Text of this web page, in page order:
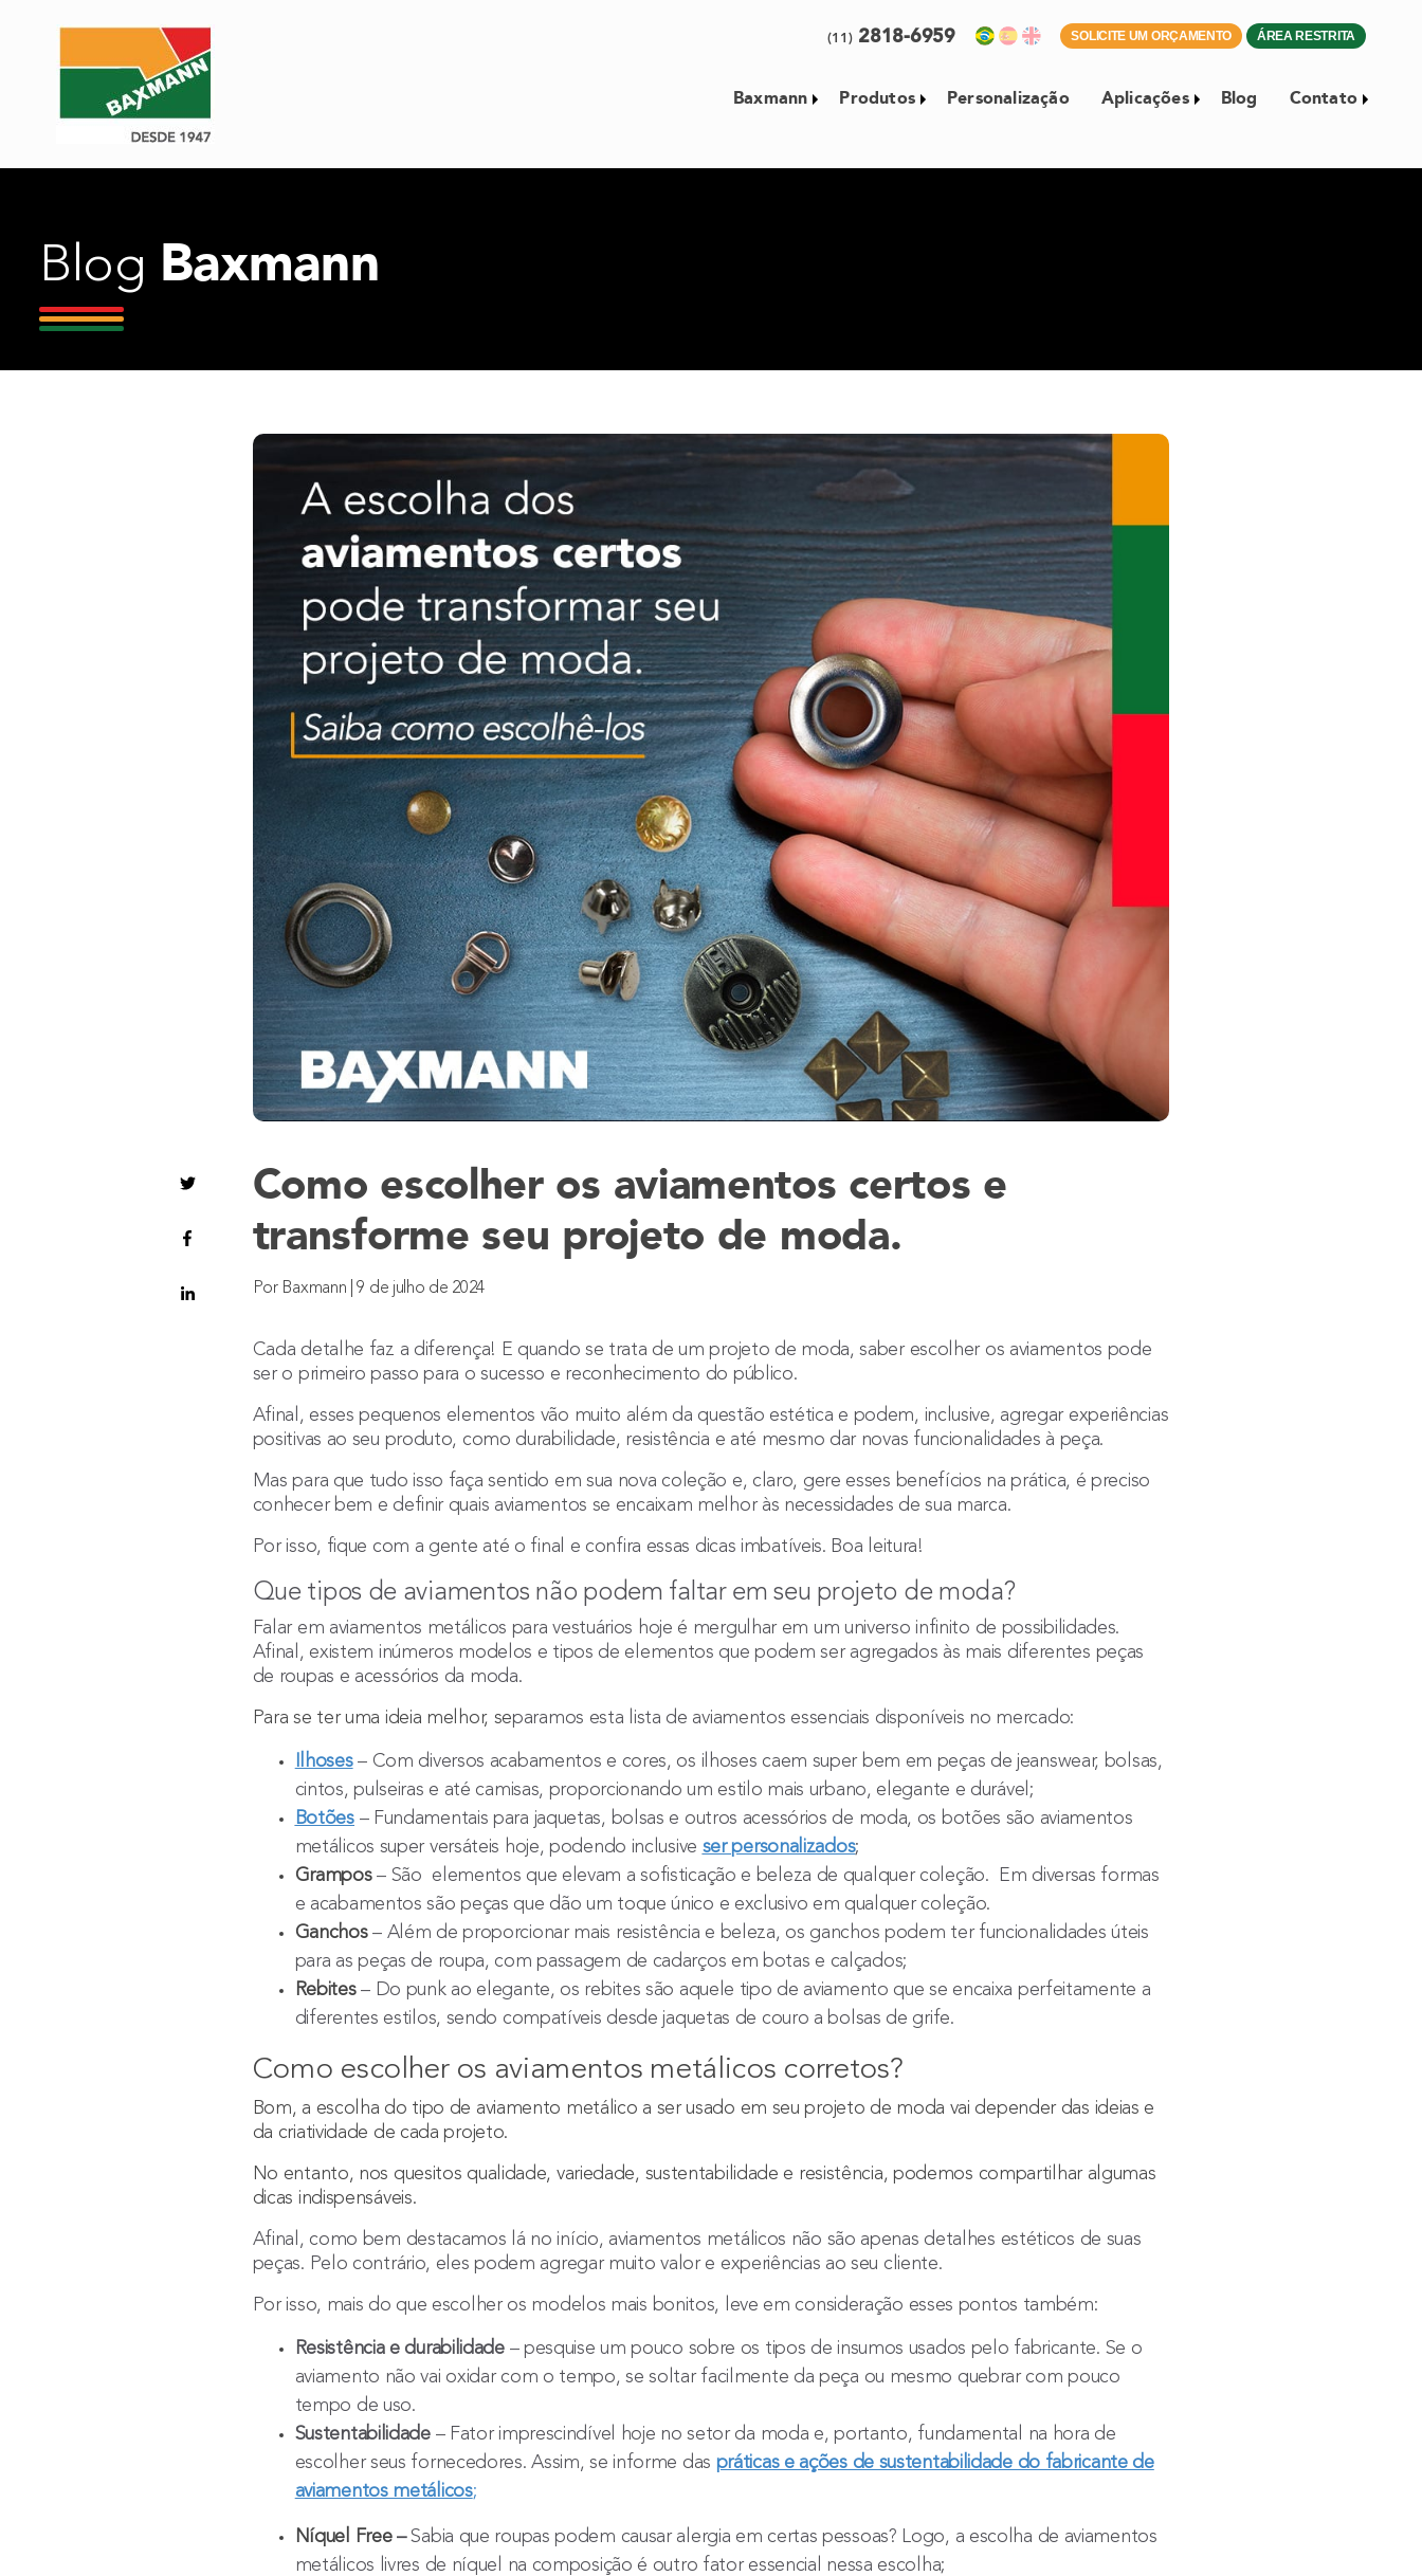
(11) 2818-6959 SOLICITE UM ORÇAMENTO ÁREA RESTRITA
Baxmann Produtos Personalização Aplicações Blog Contato
Blog Baxmann
Como escolher os aviamentos certos e
transforme seu projeto de moda.
Por Baxmann | 9 de julho de 2024
Cada detalhe faz a diferença! E quando se trata de um projeto de moda, saber escolher os aviamentos pode
ser o primeiro passo para o sucesso e reconhecimento do público.
Afinal, esses pequenos elementos vão muito além da questão estética e podem, inclusive, agregar experiências
positivas ao seu produto, como durabilidade, resistência e até mesmo dar novas funcionalidades à peça.
Mas para que tudo isso faça sentido em sua nova coleção e, claro, gere esses benefícios na prática, é preciso
conhecer bem e definir quais aviamentos se encaixam melhor às necessidades de sua marca.
Por isso, fique com a gente até o final e confira essas dicas imbatíveis. Boa leitura!
Que tipos de aviamentos não podem faltar em seu projeto de moda?
Falar em aviamentos metálicos para vestuários hoje é mergulhar em um universo infinito de possibilidades.
Afinal, existem inúmeros modelos e tipos de elementos que podem ser agregados às mais diferentes peças
de roupas e acessórios da moda.
Para se ter uma ideia melhor, separamos esta lista de aviamentos essenciais disponíveis no mercado:
Ilhoses – Com diversos acabamentos e cores, os ilhoses caem super bem em peças de jeanswear, bolsas,
cintos, pulseiras e até camisas, proporcionando um estilo mais urbano, elegante e durável;
Botões – Fundamentais para jaquetas, bolsas e outros acessórios de moda, os botões são aviamentos
metálicos super versáteis hoje, podendo inclusive ser personalizados;
Grampos – São
elementos que elevam a sofisticação e beleza de qualquer coleção. Em diversas formas
e acabamentos são peças que dão um toque único e exclusivo em qualquer coleção.
Ganchos – Além de proporcionar mais resistência e beleza, os ganchos podem ter funcionalidades úteis
para as peças de roupa, com passagem de cadarços em botas e calçados;
Rebites– Do punk ao elegante, os rebites são aquele tipo de aviamento que se encaixa perfeitamente a
diferentes estilos, sendo compatíveis desde jaquetas de couro a bolsas de grife.
Como escolher os aviamentos metálicos corretos?
Bom, a escolha do tipo de aviamento metálico a ser usado em seu projeto de moda vai depender das ideias e
da criatividade de cada projeto.
No entanto, nos quesitos qualidade, variedade, sustentabilidade e resistência, podemos compartilhar algumas
dicas indispensáveis.
Afinal, como bem destacamos lá no início, aviamentos metálicos não são apenas detalhes estéticos de suas
peças. Pelo contrário, eles podem agregar muito valor e experiências ao seu cliente.
Por isso, mais do que escolher os modelos mais bonitos, leve em consideração esses pontos também:
Resistência e durabilidade– pesquise um pouco sobre os tipos de insumos usados pelo fabricante. Se o
aviamento não vai oxidar com o tempo, se soltar facilmente da peça ou mesmo quebrar com pouco
tempo de uso.
Sustentabilidade– Fator imprescindível hoje no setor da moda e, portanto, fundamental na hora de
escolher seus fornecedores. Assim, se informe das práticas e ações de sustentabilidade do fabricante de
aviamentos metálicos;
Níquel Free–Sabia que roupas podem causar alergia em certas pessoas? Logo, a escolha de aviamentos
metálicos livres de níquel na composição é outro fator essencial nessa escolha;